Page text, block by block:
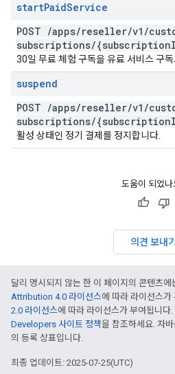
startPaidService
POST /apps/reseller/v1 /
subscriptions/{subscription
30일 무료 체험 구독을 유료 서비스 구
suspend
POST /apps/reseller/v1 /
subscriptions/{subscription
활성 상태인 정기 결제를 정지합니다.
도움이 되었나
의견 보내기
달리 명시되지 않는 한 이 페이지의 콘텐츠에
Attribution 4.0 라이선스에 따라 라이선스가
2.0 라이선스에 따라 라이선스가 부여됩니다
Developers 사이트 정책을 참조하세요. 자
의 등록 상표입니다.
최종 업데이트: 2025-07-25(UTC)